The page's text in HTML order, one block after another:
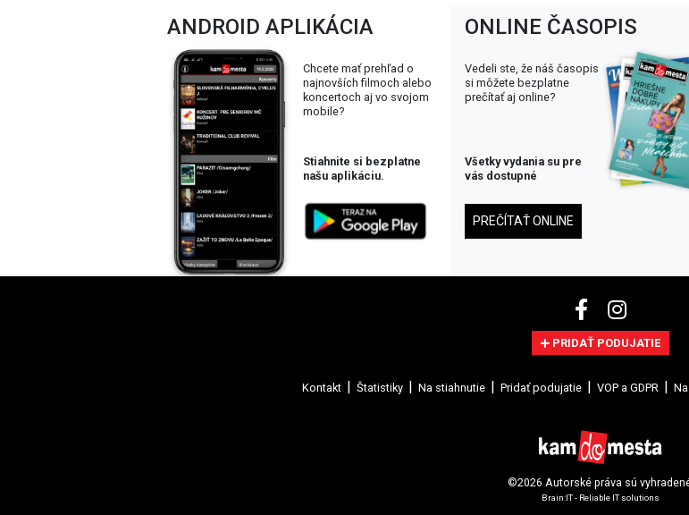
ANDROID APLIKÁCIA
Chcete mať prehľad o
najnovších filmoch alebo
koncertoch aj vo svojom
mobile?
Stiahnite si bezplatne
našu aplikáciu.
ONLINE ČASOPIS
Vedeli ste, že náš časopis
si môžete bezplatne
prečítať aj online?
Všetky vydania su pre
vás dostupné
PREČÍTAŤ ONLINE
PRIDAŤ PODUJATIE
Kontakt Štatistiky Na stiahnutie Pridať podujatie VOP a GDPR
©2026 Autorské práva sú
Brain:IT - Reliable IT solutions